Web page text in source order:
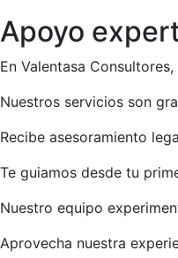
Apoyo
En Valentasa
Nuestros servicios son
Recibe asesoramiento
Te guiamos desde tu
Nuestro equipo
Aprovecha nuestra